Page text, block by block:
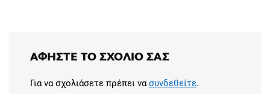
ΑΦΉΣΤΕ ΤΟ ΣΧΌΛΙΟ ΣΑΣ
Για να σχολιάσετε πρέπει νασυνδεθείτε.